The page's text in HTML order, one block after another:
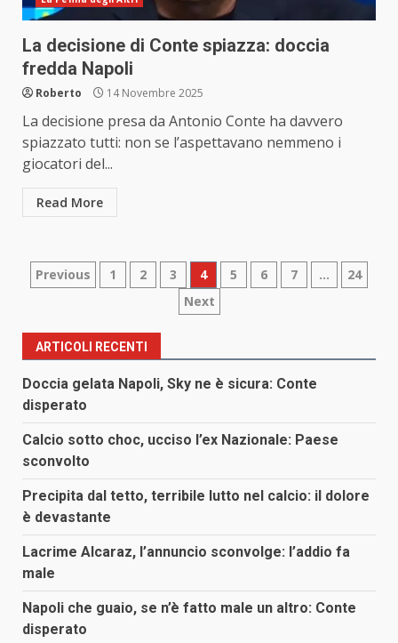
La decisione di Conte spiazza: doccia
fredda Napoli
Roberto 14 Novembre 2025
La decisione presa da Antonio Conte ha davvero
spiazzato tutti: non se l’aspettavano nemmeno i
giocatori del...
Read More
Paginazione
articoli
Previous 1 2 3 4 5 6 7 …
24
Next
ARTICOLI RECENTI
Doccia gelata Napoli, Sky ne è sicura: Conte
disperato
Calcio sotto choc, ucciso l’ex Nazionale: Paese
sconvolto
Precipita dal tetto, terribile lutto nel calcio: il dolore
è devastante
Lacrime Alcaraz, l’annuncio sconvolge: l’addio fa
male
Napoli che guaio, se n’è fatto male un altro: Conte
disperato